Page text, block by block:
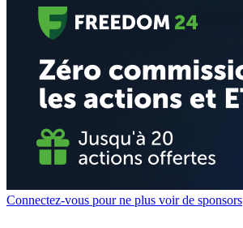
Connectez-vous pour ne plus voir de sponsors